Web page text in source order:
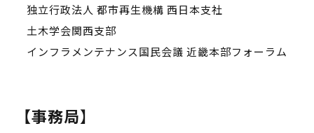
独⽴⾏政法⼈ 都市再⽣機構 ⻄⽇本⽀社
⼟⽊学会関⻄⽀部
インフラメンテナンス国⺠会議 近畿本部フォーラム
【事務局】